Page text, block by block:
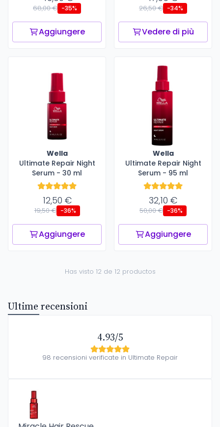
68,00 € -35%
Aggiungere
26,50 € -34%
Vedere di più
Wella
Ultimate Repair Night
Serum - 30 ml
12,50 €
19,50 € -36%
Aggiungere
Wella
Ultimate Repair Night
Serum - 95 ml
32,10 €
50,00 € -36%
Aggiungere
Has visto 12 de 12 productos
Ultime recensioni
4.93/5
98 recensioni verificate in Ultimate Repair